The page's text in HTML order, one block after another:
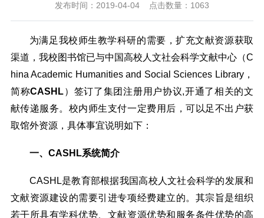
发布时间：2019-04-04 点击数量： 1063
为满足我校师生教学科研的需要，扩充文献资源获取
渠道，我校图书馆已与中国高校人文社会科学文献中心（C
hina Academic Humanities and Social Sciences Library，
简称CASHL）签订了集团注册用户协议,开通了相关的文
献传递服务。校内师生支付一定费用后，可以足不出户获
取馆外资源，具体事宜说明如下：
一、CASHL系统简介
CASHL是教育部根据我国高校人文社会科学的发展和
文献资源建设的需要引进专项经费建立的。其宗旨是组织
若干所具有学科优势、文献资源优势和服务条件优势的高